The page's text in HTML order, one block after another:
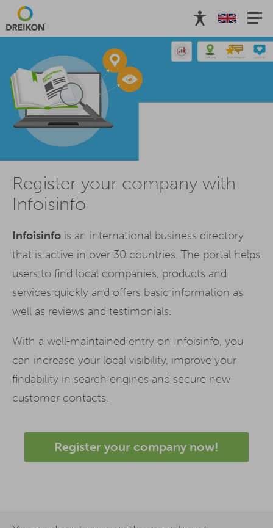
Register your company with
Infoisinfo
Infoisinfo is an international business directory
that is active in over 30 countries. The portal helps
users to find local companies, products and
services quickly and offers basic information as
well as reviews and testimonials.
With a well-maintained entry on Infoisinfo, you
can increase your local visibility, improve your
findability in search engines and secure new
customer contacts.
Register your company now!